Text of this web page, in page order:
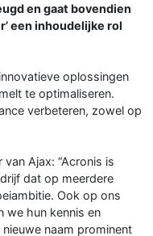
en gaat bovendien
een inhoudelijke rol
oplossingen
te optimaliseren.
verbeteren, zowel op
Ajax: “Acronis is
dat op meerdere
Ook op ons
we hun kennis en
naam prominent